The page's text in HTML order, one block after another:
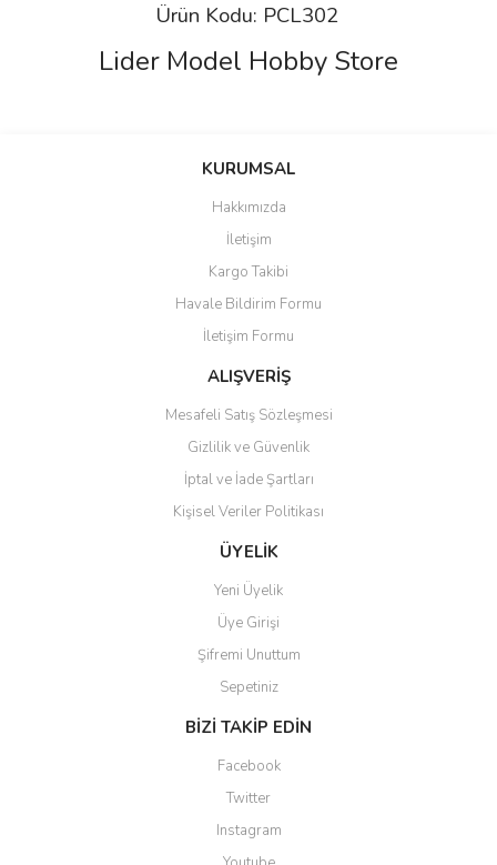
Ürün Kodu: PCL302
Lider Model Hobby Store
Bu ürüne ilk yorumu siz yapın!
Yorum Yaz
Ürün resmi kalitesiz, bozuk veya görüntülenemiyor.
Ürün açıklamasında eksik bilgiler bulunuyor.
Ürün bilgilerinde hatalar bulunuyor.
Ürün fiyatı diğer sitelerden daha pahalı.
Bu ürüne benzer farklı alternatifler olmalı.
Gönder
KURUMSAL
Hakkımızda
İletişim
Kargo Takibi
Havale Bildirim Formu
İletişim Formu
ALIŞVERİŞ
Mesafeli Satış Sözleşmesi
Gizlilik ve Güvenlik
İptal ve İade Şartları
Kişisel Veriler Politikası
ÜYELİK
Yeni Üyelik
Üye Girişi
Şifremi Unuttum
Sepetiniz
BİZİ TAKİP EDİN
Facebook
Twitter
Instagram